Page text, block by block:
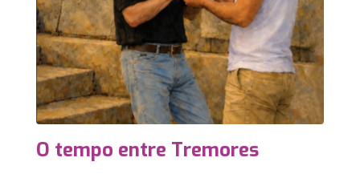
O tempo entre Tremores